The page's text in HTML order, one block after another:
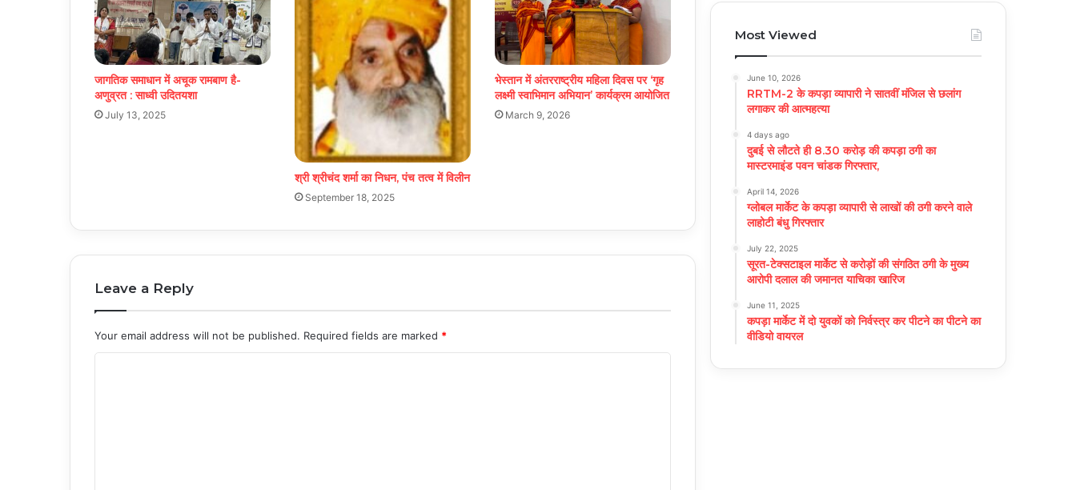
जागतिक समाधान में अचूक रामबाण है-
अणुव्रत : साध्वी उदितयशा
July 13, 2025
श्री श्रीचंद शर्मा का निधन, पंच तत्व में विलीन
September 18, 2025
भेस्तान में अंतरराष्ट्रीय महिला दिवस पर ‘गृह
लक्ष्मी स्वाभिमान अभियान’ कार्यक्रम आयोजित
March 9, 2026
Leave a Reply
Your email address will not be published. Required fields are marked *
Most Viewed
June 10, 2026
RRTM-2 के कपड़ा व्यापारी ने सातवीं मंजिल से छलांग
लगाकर की आत्महत्या
4 days ago
दुबई से लौटते ही 8.30 करोड़ की कपड़ा ठगी का
मास्टरमाइंड पवन चांडक गिरफ्तार,
April 14, 2026
ग्लोबल मार्केट के कपड़ा व्यापारी से लाखों की ठगी करने वाले
लाहोटी बंधु गिरफ्तार
July 22, 2025
सूरत-टेक्सटाइल मार्केट से करोड़ों की संगठित ठगी के मुख्य
आरोपी दलाल की जमानत याचिका खारिज
June 11, 2025
कपड़ा मार्केट में दो युवकों को निर्वस्त्र कर पीटने का पीटने का
वीडियो वायरल